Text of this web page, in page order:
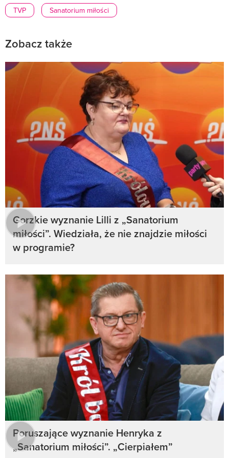
TVP Sanatorium miłości
Zobacz także
Gorzkie wyznanie Lilli z „Sanatorium
miłości”. Wiedziała, że nie znajdzie miłości
w programie?
Poruszające wyznanie Henryka z
„Sanatorium miłości”. „Cierpiałem”